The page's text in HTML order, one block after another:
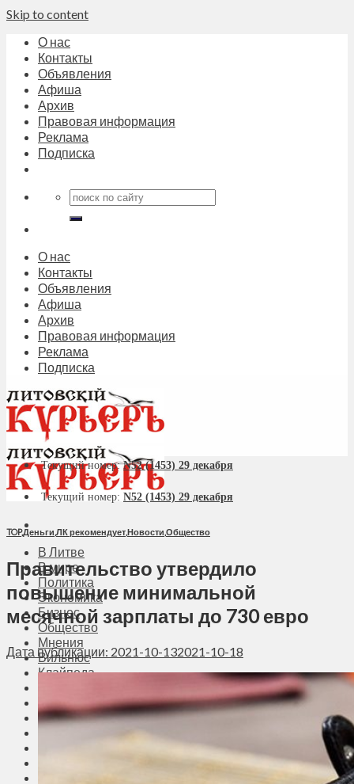
Skip to content
О нас
Контакты
Объявления
Афиша
Архив
Правовая информация
Реклама
Подписка
О нас
Контакты
Объявления
Афиша
Архив
Правовая информация
Реклама
Подписка
В Литве
В мире
Политика
Экономика
Бизнес
Общество
Мнения
Вильнюс
Клайпеда
Регионы
Соседи
Транспорт
Текущий номер:N52 (1453) 29 декабря
Текущий номер: N52 (1453) 29 декабря
TOP,Деньги,ЛК рекомендует,Новости,Общество
Правительство утвердило
повышение минимальной
месячной зарплаты до 730 евро
Дата публикации: 2021-10-132021-10-18